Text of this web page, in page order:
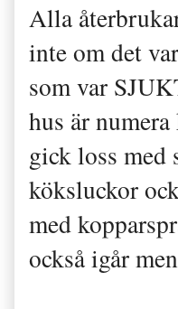
Alla
inte om det
som var
hus är
gick loss
köksluckor
med
också igår